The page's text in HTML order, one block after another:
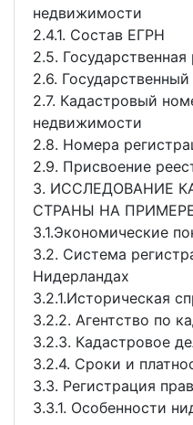
недвижимости
2.4.1. Состав ЕГРН
2.5.
2.6.
2.7. Кадастровый
недвижимости
2.8. Номера
2.9. Присвоение
3. ИССЛЕДОВАНИЕ
СТРАНЫ НА
3.1.Экономические
3.2. Система
Нидерландах
3.2.1.Историческая
3.2.2. Агентство по
3.2.3. Кадастровое
3.2.4. Сроки и
3.3. Регистрация прав
3.3.1. Особенности